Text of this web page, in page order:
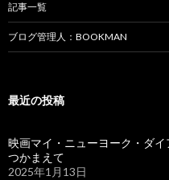
記事一覧
ブログ管理人：BOOKMAN
最近の投稿
映画マイ・ニューヨーク・ダ
つかまえて
2025年1月13日